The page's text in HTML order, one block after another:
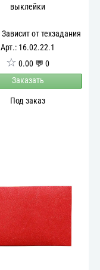
выклейки
Зависит от техзадания
Арт.: 16.02.22.1
☆ 0.00 💬 0
Заказать
Под заказ